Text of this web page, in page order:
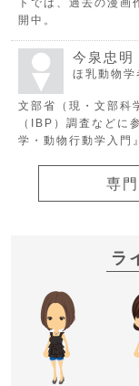
トでは、過去の漫画
開中。
今泉忠明
ほ乳動物学
文部省（現・文部科
（IBP）調査などに
学・動物行動学入門
専
ラ